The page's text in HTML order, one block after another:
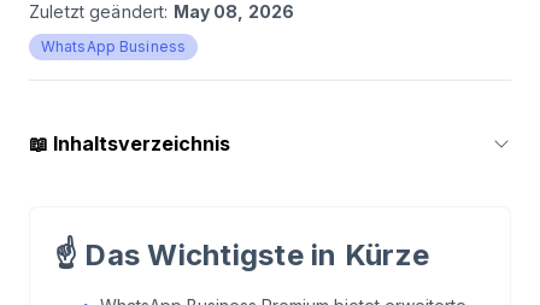
Zuletzt geändert: May 08, 2026
WhatsApp Business
📖 Inhaltsverzeichnis
Version?
☝️ Das Wichtigste in Kürze